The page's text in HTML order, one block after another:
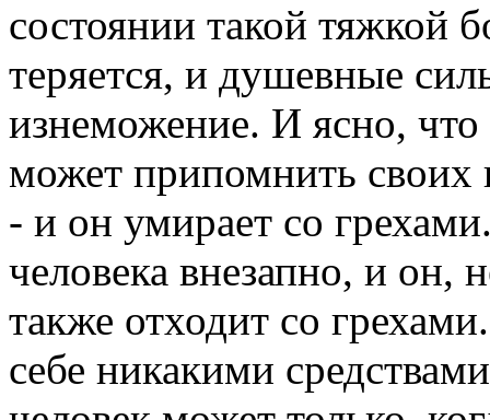
состоянии такой тяжкой
теряется, и душевные
изнеможение. И ясно, что
может припомнить своих
- и он умирает со
человека внезапно, и он,
также отходит со
себе никакими